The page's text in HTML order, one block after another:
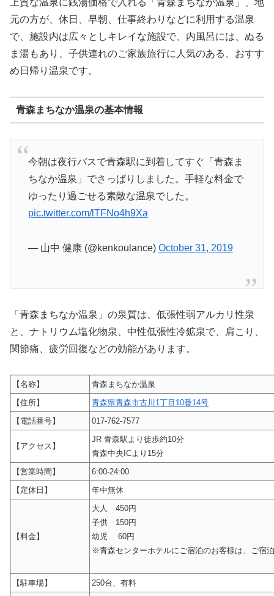
元の方が、休日、早朝、仕事終わりなどに利用する温泉
で、施設内は広々としキレイな施設で、内風呂には、ぬる
ま湯もあり、子供連れのご家族旅行に人気のある、おすす
め日帰り温泉です。
青森まちなか温泉の基本情報
今朝は夜行バスで青森駅に到着してすぐ「青森ま
ちなか温泉」でさっぱりしました。手軽な料金で
ゆったり過ごせる素敵な温泉でした。
pic.twitter.com/lTFNo4h9Xa
— 山中 健康 (@kenkoulance) October 31, 2019
「青森まちなか温泉」の泉質は、低張性弱アルカリ性泉
と、ナトリウム塩化物泉、中性低張性冷鉱泉で、肩こり、
関節痛、疲労回復などの効能があります。
【名称】
青森まちなか温泉
【住所】
青森県青森市古川1丁目10番14号
【電話番号】
017-762-7577
【アクセス】
JR 青森駅より徒歩約10分
青森中央ICより15分
【営業時間】
6:00-24:00
【定休日】
年中無休
【料金】
大人 450円
子供 150円
幼児 60円
※青森センターホテルにご宿泊のお客様は、ご宿
【駐車場】
250台、有料